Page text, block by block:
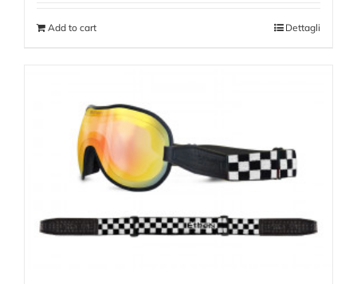
Add to cart Dettagli